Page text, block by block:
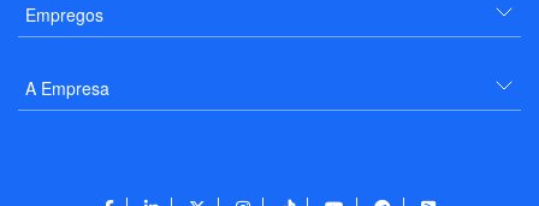
Empregos
A Empresa